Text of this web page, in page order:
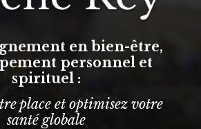
en bien-être,
personnel et
spirituel :
place et optimisez votre
santé globale